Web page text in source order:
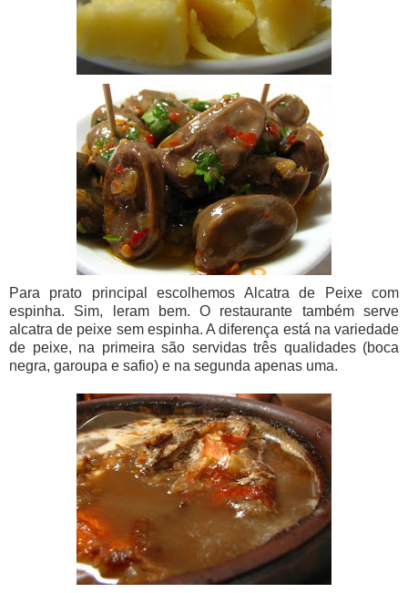
Para prato principal escolhemos Alcatra de Peixe com
espinha. Sim, leram bem. O restaurante também serve
alcatra de peixe sem espinha. A diferença está na variedade
de peixe, na primeira são servidas três qualidades (boca
negra, garoupa e safio) e na segunda apenas uma.